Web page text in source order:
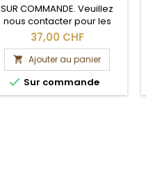
SUR COMMANDE. Veuillez
nous contacter pour les
délais de livraison.
37,00 CHF
 Ajouter au panier
 Sur commande